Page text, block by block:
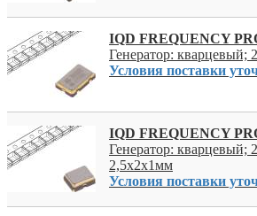
IQD FREQUENCY
Генератор:
Условия поставки
IQD FREQUENCY
Генератор:
2,5x2x1мм
Условия поставки